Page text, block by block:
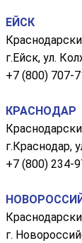
ЕЙСК
г.Ейск, ул.
+7 (800) 707-
КРАСНОДАР
г.Краснодар,
+7 (800) 234-
г.